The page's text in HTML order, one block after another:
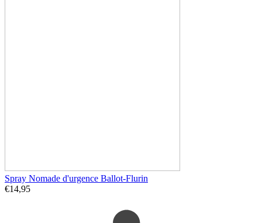
Spray Nomade d'urgence Ballot-Flurin
€14,95